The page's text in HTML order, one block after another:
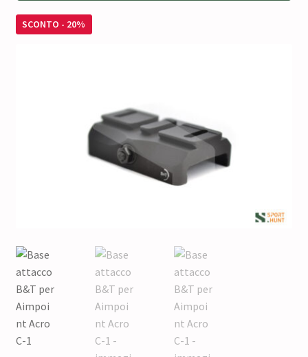
SCONTO - 20%